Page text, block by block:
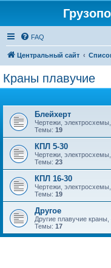
FAQ
Центральный сайт
Краны плавучие
Блейхерт
Чертежи,
Темы: 19
КПЛ 5-30
Чертежи,
Темы: 23
КПЛ 16-30
Чертежи,
Темы: 19
Другое
Другие плавучие
Темы: 17